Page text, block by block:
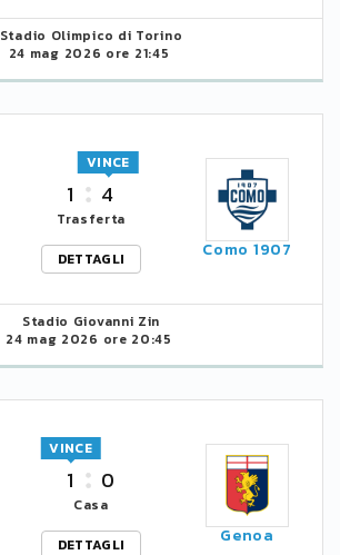
Stadio Olimpico di Torino
24 mag 2026 ore 21:45
1 4
VINCE
Trasferta
DETTAGLI
Como 1907
Stadio Giovanni Zin
24 mag 2026 ore 20:45
1
VINCE
0
Casa
DETTAGLI
Genoa